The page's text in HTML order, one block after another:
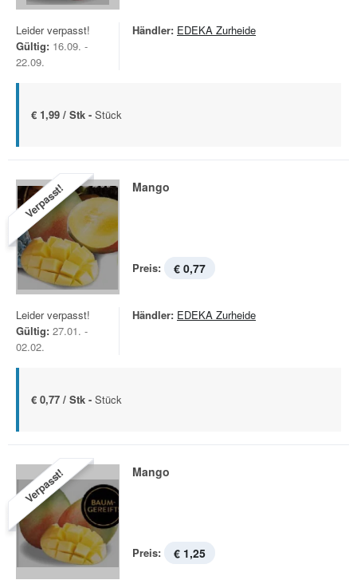
Leider verpasst!
Gültig: 16.09. -
22.09.
Händler: EDEKA Zurheide
€ 1,99 / Stk - Stück
Verpasst! Mango
Preis: € 0,77
Leider verpasst!
Gültig: 27.01. -
02.02.
Händler: EDEKA Zurheide
€ 0,77 / Stk - Stück
Verpasst! Mango
Preis: € 1,25